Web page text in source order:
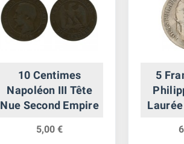
10 Centimes
Napoléon III Tête
Nue Second Empire
5,00 €
5
Laurée